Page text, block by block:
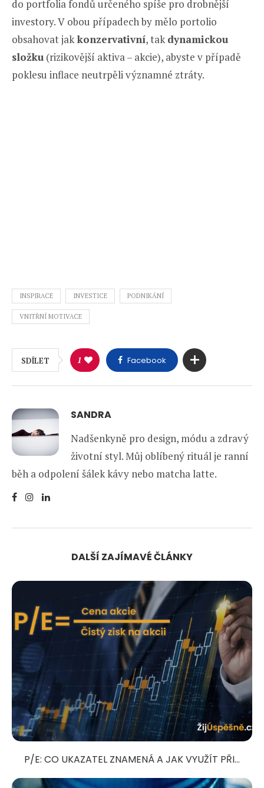
do portfolia fondů určeného spíše pro drobnější
investory. V obou případech by mělo portolio
obsahovat jakkonzervativní, takdynamickou
složku (rizikovější aktiva – akcie), abyste v případě
poklesu inflace neutrpěli významné ztráty.
INSPIRACE INVESTICE PODNIKÁNÍ
VNITŘNÍ MOTIVACE
SDÍLET 1 Facebook
SANDRA
Nadšenkyně pro design, módu a zdravý
životní styl. Můj oblíbený rituál je ranní
běh a odpolení šálek kávy nebo matcha latte.
DALŠÍ ZAJÍMAVÉ ČLÁNKY
P/E: CO UKAZATEL ZNAMENÁ A JAK VYUŽÍT PŘI...